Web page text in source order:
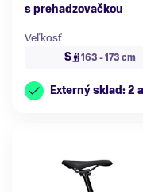
s prehadzovačkou
Veľkosť
S
163 - 173 cm
Externý sklad: 2